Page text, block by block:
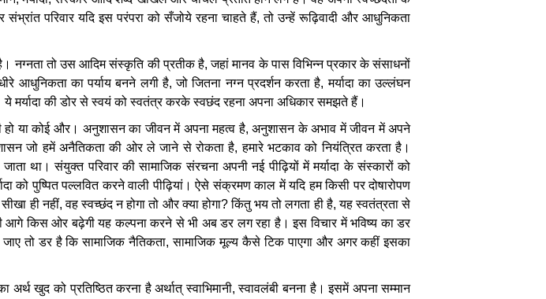
संभ्रांत परिवार यदि इस परंपरा को सँजोये रहना चाहते हैं,तो उन्हें रूढ़िवादी और आधुनिकता
नग्नता तो उस आदिम संस्कृति की प्रतीक है,जहां मानव के पास विभिन्न प्रकार के संसाधनों
आधुनिकता का पर्याय बनने लगी है,जो जितना नग्न प्रदर्शन करता है,मर्यादा का उल्लंघन
ये मर्यादा की डोर से स्वयं को स्वतंत्र करके स्वछंद रहना अपना अधिकार समझते हैं।
हो या कोई और। अनुशासन का जीवन में अपना महत्व है,अनुशासन के अभाव में जीवन में अपने
जो हमें अनैतिकता की ओर ले जाने से रोकता है,हमारे भटकाव को नियंत्रित करता है।
जाता था। संयुक्त परिवार की सामाजिक संरचना अपनी नई पीढ़ियों में मर्यादा के संस्कारों को
को पुष्पित पल्लवित करने वाली पीढ़ियां। ऐसे संक्रमण काल में यदि हम किसी पर दोषारोपण
सीखा ही नहीं,वह स्वच्छंद न होगा तो और क्या होगा?किंतु भय तो लगता ही है,यह स्वतंत्रता से
आगे किस ओर बढ़ेगी यह कल्पना करने से भी अब डर लग रहा है। इस विचार में भविष्य का डर
जाए तो डर है कि सामाजिक नैतिकता,सामाजिक मूल्य कैसे टिक पाएगा और अगर कहीं इसका
अर्थ खुद को प्रतिष्ठित करना है अर्थात् स्वाभिमानी,स्वावलंबी बनना है। इसमें अपना सम्मान